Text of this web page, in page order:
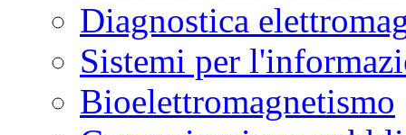
Diagnostica
Sistemi per
Bioelettromagnetismo